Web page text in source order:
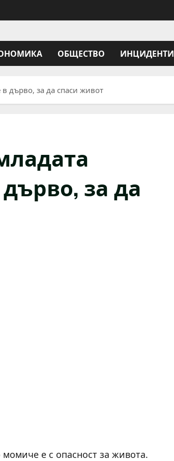
ОБЩЕСТВО ИНЦИДЕНТИ
дърво, за да спаси живот
за да
е с опасност за живота.